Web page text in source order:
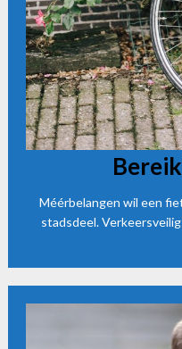
Méérbelangen wil een
stadsdeel.